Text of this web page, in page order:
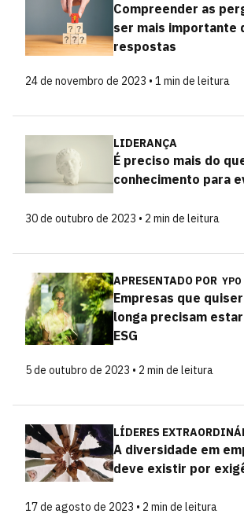
Compreender as
ser mais importante
respostas
24 de novembro de 2023 • 1 min de leitura
LIDERANÇA
É preciso mais do
conhecimento para
30 de outubro de 2023 • 2 min de leitura
APRESENTADO POR YPO
Empresas que
longa precisam
ESG
5 de outubro de 2023 • 2 min de leitura
LÍDERES
A diversidade em
deve existir por
17 de agosto de 2023 • 2 min de leitura